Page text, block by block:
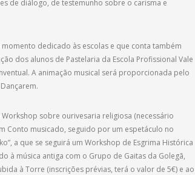
de diálogo, de testemunho sobre o carisma e
dedicado às escolas e que conta também
dos alunos de Pastelaria da Escola Profissional Vale
A animação musical será proporcionada pelo
sobre ourivesaria religiosa (necessário
Conto musicado, seguido por um espetáculo no
a que se seguirá um Workshop de Esgrima Histórica
à música antiga com o Grupo de Gaitas da Golegã,
à Torre (inscrições prévias, terá o valor de 5€) e ao